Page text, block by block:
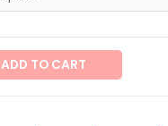
ADD TO CART